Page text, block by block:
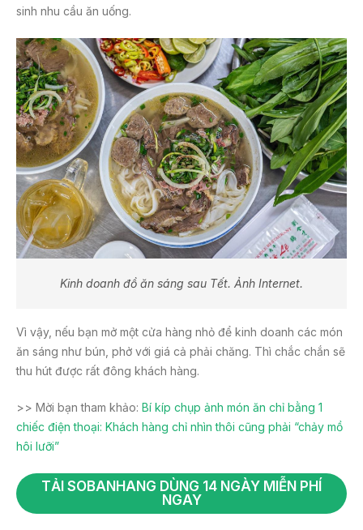
sinh nhu cầu ăn uống.
Kinh doanh đồ ăn sáng sau Tết. Ảnh Internet.
Vì vậy, nếu bạn mở một cửa hàng nhỏ để kinh doanh các món
ăn sáng như bún, phở với giá cả phải chăng. Thì chắc chắn sẽ
thu hút được rất đông khách hàng.
>> Mời bạn tham khảo: Bí kíp chụp ảnh món ăn chỉ bằng 1
chiếc điện thoại: Khách hàng chỉ nhìn thôi cũng phải “chảy mồ
hôi lưỡi”
TẢI SOBANHANG DÙNG 14 NGÀY MIỄN PHÍ
NGAY